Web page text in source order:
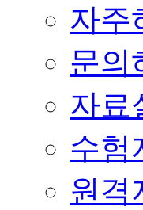
자주
문의
자료
수험
원격